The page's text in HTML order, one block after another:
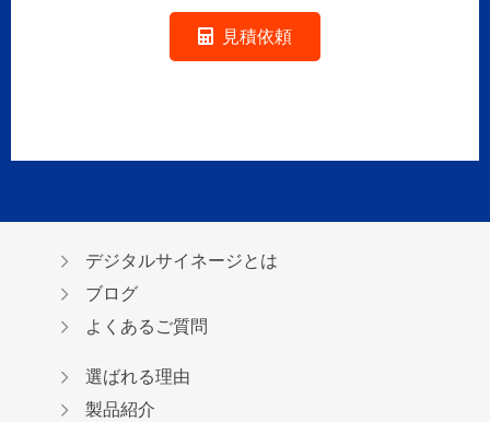
見積依頼
デジタルサイネージとは
ブログ
よくあるご質問
選ばれる理由
製品紹介